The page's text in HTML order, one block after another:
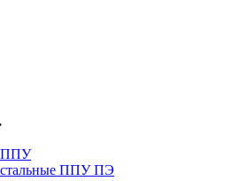
ППУ
ППУ ПЭ